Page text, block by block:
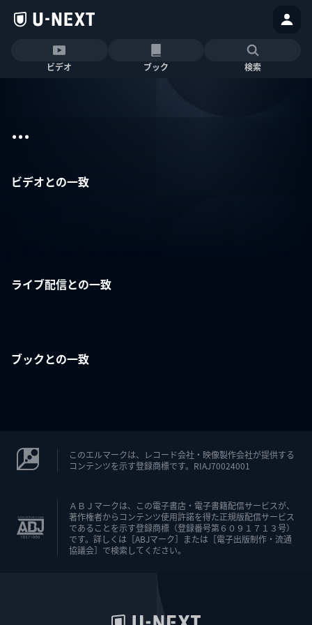
ビデオ ブック 検索
...
ビデオとの一致
ライブ配信との一致
ブックとの一致
このエルマークは、レコード会社・映像製作会社が提供する
コンテンツを示す登録商標です。RIAJ70024001
ＡＢＪマークは、この電子書店・電子書籍配信サービスが、
著作権者からコンテンツ使用許諾を得た正規版配信サービス
であることを示す登録商標（登録番号第６０９１７１３号）
です。詳しくは［ABJマーク］または［電子出版制作・流通
協議会］で検索してください。